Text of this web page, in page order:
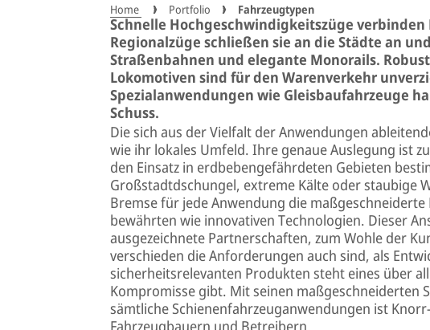
Home Portfolio Fahrzeugtypen
Schnelle Hochgeschwindigkeitszüge
Regionalzüge schließen sie an die Städte an
Straßenbahnen und elegante Monorails.
Lokomotiven sind für den Warenverkehr
Spezialanwendungen wie Gleisbaufahrzeuge
Schuss.
Die sich aus der Vielfalt der Anwendungen
wie ihr lokales Umfeld. Ihre genaue Auslegung ist
den Einsatz in erdbebengefährdeten Gebieten
Großstadtdschungel, extreme Kälte oder staubige
Bremse für jede Anwendung die maßgeschneiderte
bewährten wie innovativen Technologien. Dieser
ausgezeichnete Partnerschaften, zum Wohle der
verschieden die Anforderungen auch sind, als
sicherheitsrelevanten Produkten steht eines über
Kompromisse gibt. Mit seinen maßgeschneiderten
sämtliche Schienenfahrzeuganwendungen ist
Fahrzeugbauern und Betreibern.